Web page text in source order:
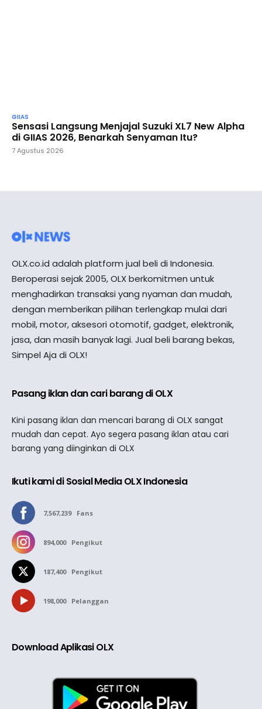
GIIAS
Sensasi Langsung Menjajal Suzuki XL7 New Alpha
di GIIAS 2026, Benarkah Senyaman Itu?
7 Agustus 2026
OLX.co.id adalah platform jual beli di Indonesia.
Beroperasi sejak 2005, OLX berkomitmen untuk
menghadirkan transaksi yang nyaman dan mudah,
dengan memberikan pilihan terlengkap mulai dari
mobil, motor, aksesori otomotif, gadget, elektronik,
jasa, dan masih banyak lagi. Jual beli barang bekas,
Simpel Aja di OLX!
Pasang iklan dan cari barang di OLX
Kini pasang iklan dan mencari barang di OLX sangat
mudah dan cepat. Ayo segera pasang iklan atau cari
barang yang diinginkan di OLX
Ikuti kami di Sosial Media OLX Indonesia
7,567,239 Fans
894,000 Pengikut
187,400 Pengikut
198,000 Pelanggan
Download Aplikasi OLX